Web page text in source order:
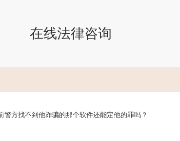
在线法律咨询
方找不到他诈骗的那个软件还能定他的罪吗？